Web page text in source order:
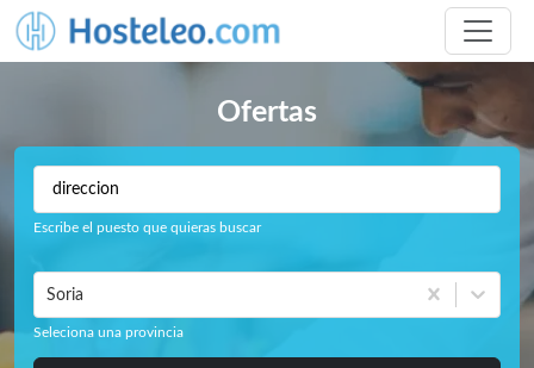
Ofertas
Escribe el puesto que quieras buscar
Soria
Seleciona una provincia